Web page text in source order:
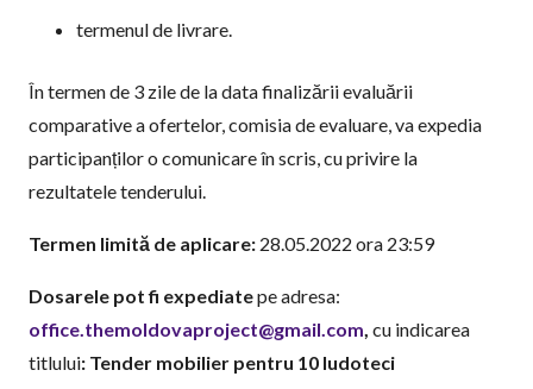
termenul de livrare.
În termen de 3 zile de la data finalizării evaluării
comparative a ofertelor, comisia de evaluare, va expedia
participanților o comunicare în scris, cu privire la
rezultatele tenderului.
Termen limită de aplicare: 28.05.2022 ora 23:59
Dosarele pot fi expediatepe adresa:
office.themoldovaproject@gmail.com, cu indicarea
titlului: Tender mobilier pentru 10 ludoteci